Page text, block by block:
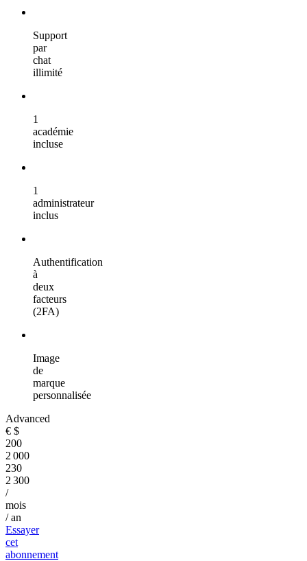
Support
par
chat
illimité
1
académie
incluse
1
administrateur
inclus
Authentification
à
deux
facteurs
(2FA)
Image
de
marque
personnalisée
Advanced
€ $
200
2 000
230
2 300
/
mois
/ an
Essayer
cet
abonnement